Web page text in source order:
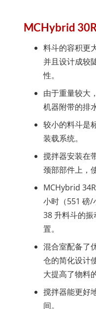
MCHybrid
料斗的容积更
并且设计成较
性。
由于重量较大
机器附带的排
较小的料斗是
装载系统。
搅拌器安装在
颈部部件上，
MCHybrid
小时（551 磅/
38 升料斗的
置。
混合室配备了
仓的简化设计
大提高了物料
搅拌器能更好
间。